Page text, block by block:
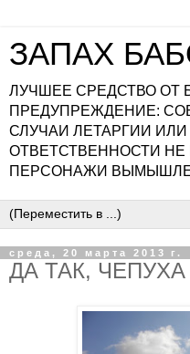
ЗАПАХ
ЛУЧШЕЕ СРЕДСТВО ОТ
ПРЕДУПРЕЖДЕНИЕ:
СЛУЧАИ ЛЕТАРГИИ
ОТВЕТСТВЕННОСТИ НЕ
ПЕРСОНАЖИ
среда, 20 марта 2013 г.
ДА ТАК, ЧЕПУХА